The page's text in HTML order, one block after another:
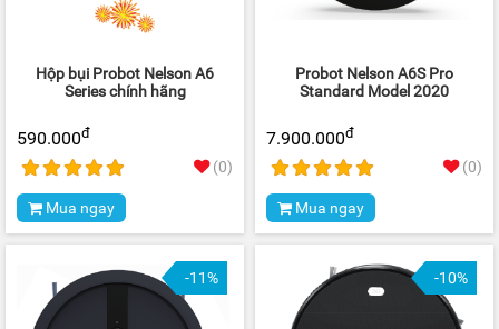
Hộp bụi Probot Nelson A6
Series chính hãng
590.000đ
(0)
Mua ngay
Probot Nelson A6S Pro
Standard Model 2020
7.900.000đ
(0)
Mua ngay
-11% -10%